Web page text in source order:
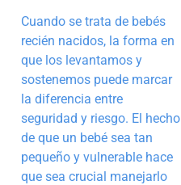
Cuando se trata de bebés
recién nacidos, la forma en
que los levantamos y
sostenemos puede marcar
la diferencia entre
seguridad y riesgo. El hecho
de que un bebé sea tan
pequeño y vulnerable hace
que sea crucial manejarlo